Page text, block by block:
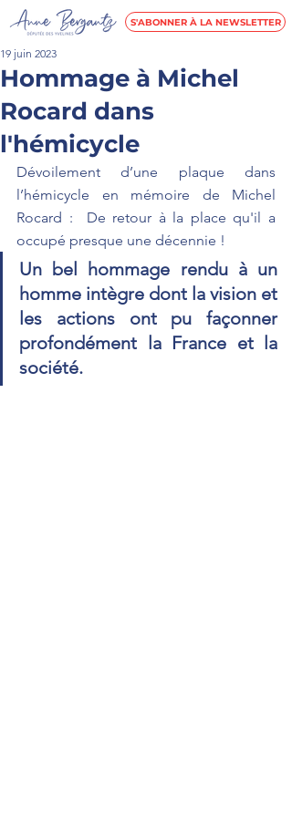
S'ABONNER À LA NEWSLETTER
Hommage à Michel
Rocard dans
l'hémicycle
19 juin 2023
Dévoilement d’une plaque dans
l’hémicycle en mémoire de Michel
Rocard :  De retour à la place qu'il a
occupé presque une décennie !
Un bel hommage rendu à un
homme intègre dont la vision et
les actions ont pu façonner
profondément la France et la
société.